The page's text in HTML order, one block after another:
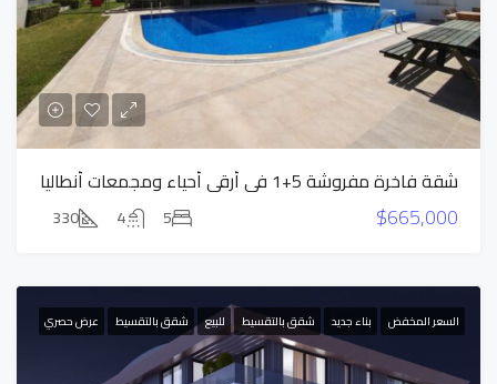
شقة فاخرة مفروشة 5+1 في أرقى أحياء ومجمعات أنطاليا
$665,000
5
4
330
السعر المخفض بناء جديد شقق بالتقسيط للبيع شقق بالتقسيط عرض حصري